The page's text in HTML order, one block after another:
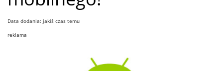
Data dodania: jakiś czas temu
reklama